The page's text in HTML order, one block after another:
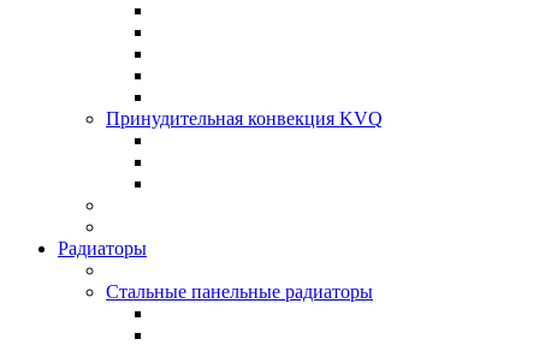
Принудительная конвекция KVQ
Радиаторы
Стальные панельные радиаторы